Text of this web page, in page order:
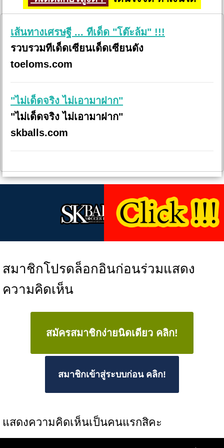
เส้นทางเศรษฐี ... ทีเด็ด "โต๊ะล้ม" !!!
รวบรวมทีเด็ดเซียนเด็ดเซียนดัง
toeloms.com
"ไม่เด็ดจริง ไม่เอามาฝาก"
"ไม่เด็ดจริง ไม่เอามาฝาก"
skballs.com
สมาชิกโปรดล็อกอินก่อนร่วมแสดง
ความคิดเห็น
สมัครสมาชิกง่ายนิดเดียว คลิก!
สมาชิกเข้าสู่ระบบก่อน คลิก!
แสดงความคิดเห็นเป็นคนแรกสิคะ